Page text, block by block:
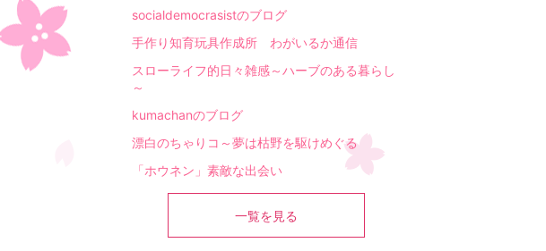
socialdemocrasistのブログ
手作り知育玩具作成所 わがいるか通信
スローライフ的日々雑感～ハーブのある暮らし
～
kumachanのブログ
漂白のちゃりコ～夢は枯野を駆けめぐる
「ホウネン」素敵な出会い
一覧を見る